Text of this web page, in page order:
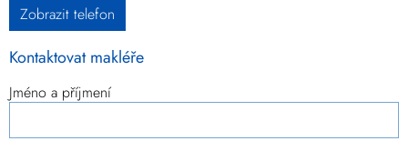
Zobrazit telefon
Kontaktovat makléře
Jméno a příjmení